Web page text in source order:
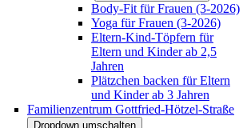
Body-Fit für Frauen (3-2026)
Yoga für Frauen (3-2026)
Eltern-Kind-Töpfern für
Eltern und Kinder ab 2,5
Jahren
Plätzchen backen für Eltern
und Kinder ab 3 Jahren
Familienzentrum Gottfried-Hötzel-Straße
Dropdown umschalten